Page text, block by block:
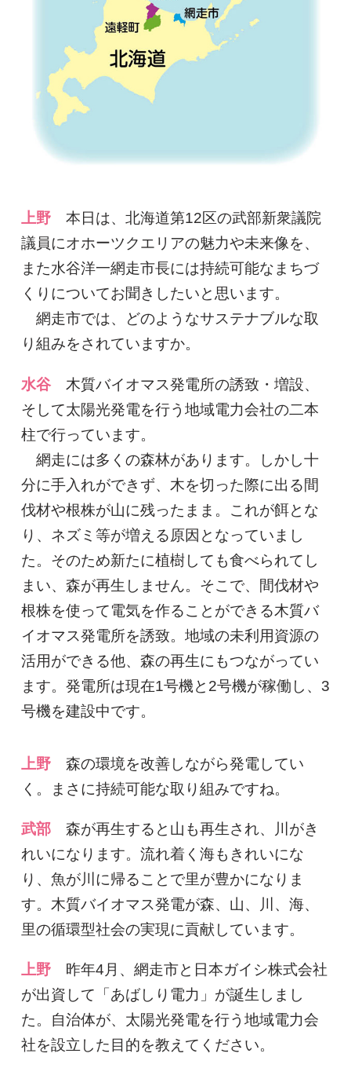
上野
本日は、北海道第12区の武部新衆議院
議員にオホーツクエリアの魅力や未来像を、
また水谷洋一網走市長には持続可能なまちづ
くりについてお聞きしたいと思います。
網走市では、どのようなサステナブルな取
り組みをされていますか。
水谷
木質バイオマス発電所の誘致・増設、
そして太陽光発電を行う地域電力会社の二本
柱で行っています。
網走には多くの森林があります。しかし十
分に手入れができず、木を切った際に出る間
伐材や根株が山に残ったまま。これが餌とな
り、ネズミ等が増える原因となっていまし
た。そのため新たに植樹しても食べられてし
まい、森が再生しません。そこで、間伐材や
根株を使って電気を作ることができる木質バ
イオマス発電所を誘致。地域の未利用資源の
活用ができる他、森の再生にもつながってい
ます。発電所は現在1号機と2号機が稼働し、3
号機を建設中です。
上野
森の環境を改善しながら発電してい
く。まさに持続可能な取り組みですね。
武部
森が再生すると山も再生され、川がき
れいになります。流れ着く海もきれいにな
り、魚が川に帰ることで里が豊かになりま
す。木質バイオマス発電が森、山、川、海、
里の循環型社会の実現に貢献しています。
上野
昨年4月、網走市と日本ガイシ株式会社
が出資して「あばしり電力」が誕生しまし
た。自治体が、太陽光発電を行う地域電力会
社を設立した目的を教えてください。